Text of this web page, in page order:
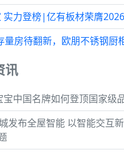
讯
中国名牌如何登顶国家级
发布全屋智能 以智能交互